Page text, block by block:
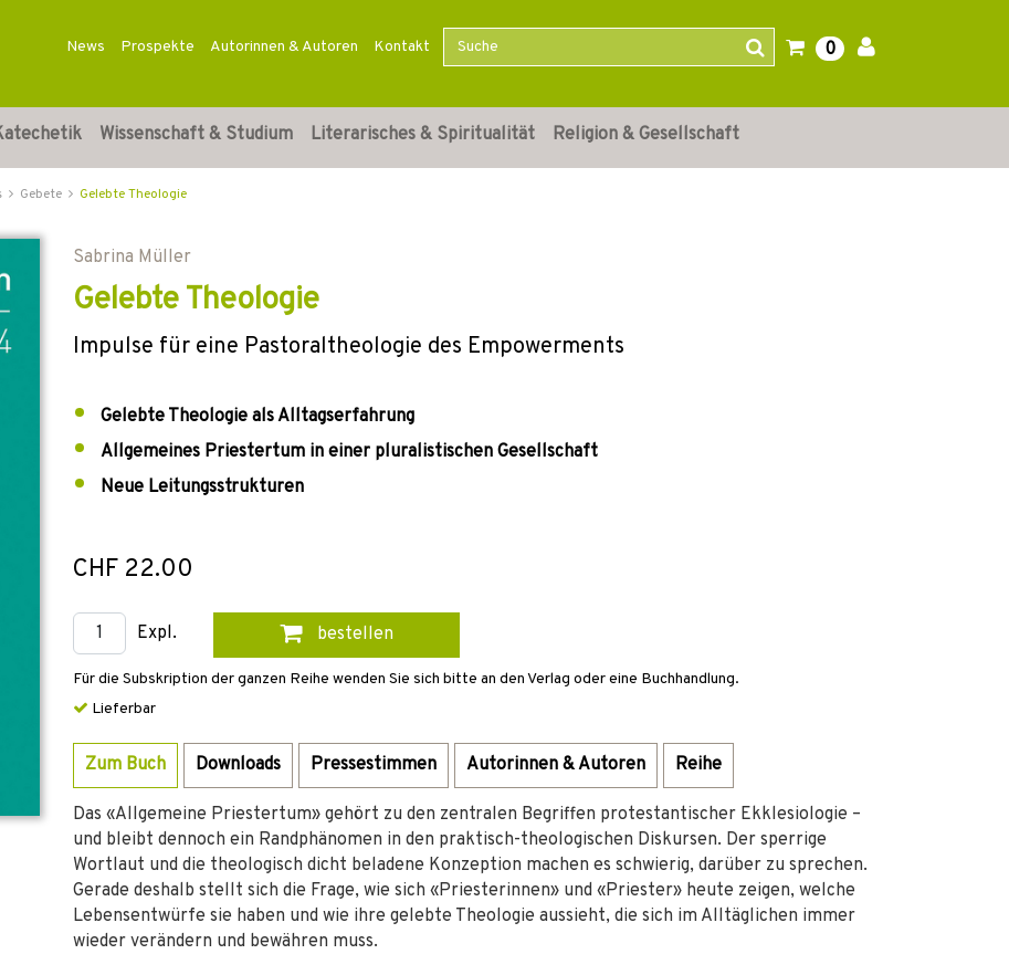
News Prospekte Autorinnen & Autoren Kontakt 0
Wissenschaft & Studium Literarisches & Spiritualität Religion & Gesellschaft
Gebete Gelebte Theologie
Sabrina Müller
Gelebte Theologie
Impulse für eine Pastoraltheologie des Empowerments
Gelebte Theologie als Alltagserfahrung
Allgemeines Priestertum in einer pluralistischen Gesellschaft
Neue Leitungsstrukturen
CHF 22.00
Expl. bestellen
Für die Subskription der ganzen Reihe wenden Sie sich bitte an den Verlag oder eine Buchhandlung.
Lieferbar
Zum Buch Downloads Pressestimmen Autorinnen & Autoren Reihe
Das «Allgemeine Priestertum» gehört zu den zentralen Begriffen protestantischer Ekklesiologie –
und bleibt dennoch ein Randphänomen in den praktisch-theologischen Diskursen. Der sperrige
Wortlaut und die theologisch dicht beladene Konzeption machen es schwierig, darüber zu sprechen.
Gerade deshalb stellt sich die Frage, wie sich «Priesterinnen» und «Priester» heute zeigen, welche
Lebensentwürfe sie haben und wie ihre gelebte Theologie aussieht, die sich im Alltäglichen immer
wieder verändern und bewähren muss.